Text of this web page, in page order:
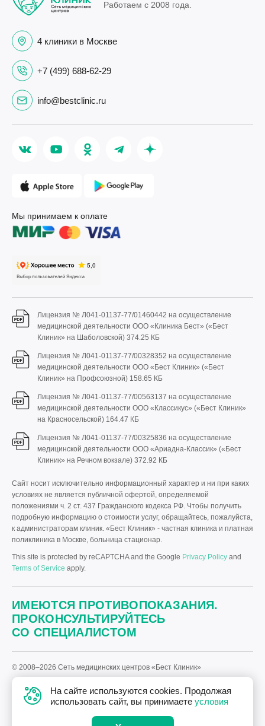
Работаем с 2008 года.
4 клиники в Москве
+7 (499) 688-62-29
info@bestclinic.ru
Мы принимаем к оплате
Лицензия № Л041-01137-77/01460442 на осуществление
медицинской деятельности ООО «Клиника Бест» («Бест
Клиник» на Шаболовской) 374.25 КБ
Лицензия № Л041-01137-77/00328352 на осуществление
медицинской деятельности ООО «Бест Клиник» («Бест
Клиник» на Профсоюзной) 158.65 КБ
Лицензия № Л041-01137-77/00563137 на осуществление
медицинской деятельности ООО «Классикус» («Бест Клиник»
на Красносельской) 164.47 КБ
Лицензия № Л041-01137-77/00325836 на осуществление
медицинской деятельности ООО «Ариадна-Классик» («Бест
Клиник» на Речном вокзале) 372.92 КБ
Сайт носит исключительно информационный характер и ни при каких
условиях не является публичной офертой, определяемой
положениями ч. 2 ст. 437 Гражданского кодекса РФ. Чтобы получить
подробную информацию о стоимости услуг, обращайтесь, пожалуйста,
к администраторам клиник. «Бест Клиник» - частная клиника и платная
поликлиника в Москве, больница стационар.
This site is protected by reCAPTCHA and the Google Privacy Policy and
Terms of Service apply.
ИМЕЮТСЯ ПРОТИВОПОКАЗАНИЯ.
ПРОКОНСУЛЬТИРУЙТЕСЬ
СО СПЕЦИАЛИСТОМ
© 2008–2026 Сеть медицинских центров «Бест Клиник»
Политика «Бест Клиник» в отношении обработки персональных
данных.
разработка сайта—Текарт.
На сайте используются cookies. Продолжая
использовать сайт, вы принимаете условия